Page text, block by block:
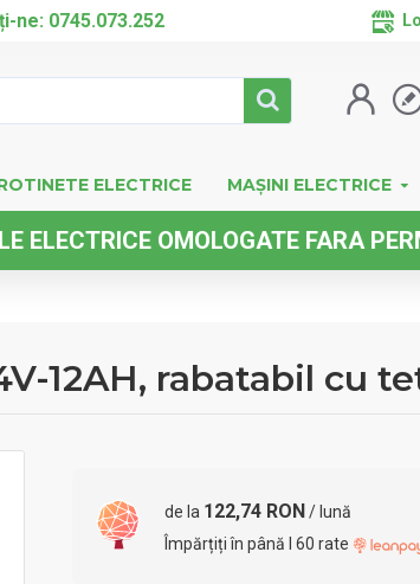
ne: 0745.073.252
ELECTRICE MAȘINI ELECTRICE
OMOLOGATE FARA PERMIS DE
12AH, rabatabil cu
de la 122,74 RON/ lună
Împărțiți în până l 60 rate